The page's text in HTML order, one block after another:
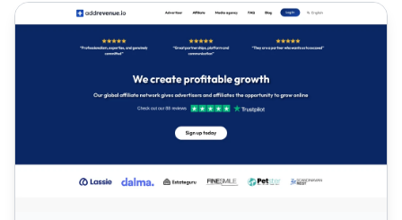
Programme d’affiliation Addrevenue.io